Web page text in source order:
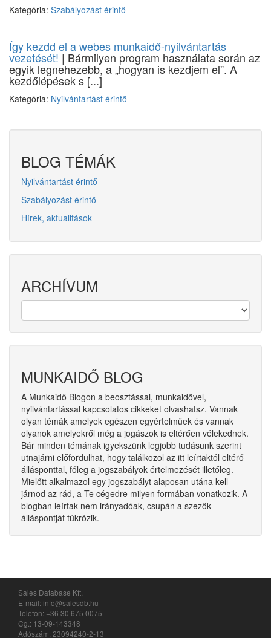
Kategória: Szabályozást érintő
Így kezdd el a webes munkaidő-nyilvántartás
vezetését! | Bármilyen program használata során az
egyik legnehezebb, a „hogyan is kezdjem el”. A
kezdőlépések s [...]
Kategória: Nyilvántartást érintő
BLOG TÉMÁK
Nyilvántartást érintő
Szabályozást érintő
Hírek, aktualitások
ARCHÍVUM
MUNKAIDŐ BLOG
A Munkaidő Blogon a beosztással, munkaidővel,
nyilvántartással kapcsolatos cikkeket olvashatsz. Vannak
olyan témák amelyek egészen egyértelműek és vannak
olyanok amelyekről még a jogászok is eltérően vélekednek.
Bár minden témának igyekszünk legjobb tudásunk szerint
utnajárni előfordulhat, hogy találkozol az itt leírtaktól eltérő
állásponttal, főleg a jogszabályok értelmezését illetőleg.
Mielőtt alkalmazol egy jogszabályt alaposan utána kell
járnod az rád, a Te cégedre milyen formában vonatkozik. A
blogban leírtak nem irányadóak, csupán a szezők
álláspontját tükrözik.
Sales Database Kft.
E-mail: info@salesdb.hu
Telefon: +36 30 675 0075
Cg.: 13-09-143348
Adószám: 23094240-2-13